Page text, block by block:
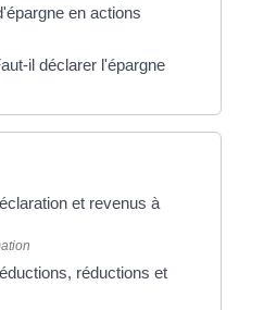
en actions
il déclarer l'épargne
et revenus à
réductions et